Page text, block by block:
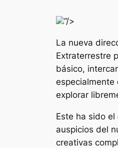
“/>
La nueva
Extraterrestre
básico,
especialmente
explorar
Este ha sido
auspicios del
creativas